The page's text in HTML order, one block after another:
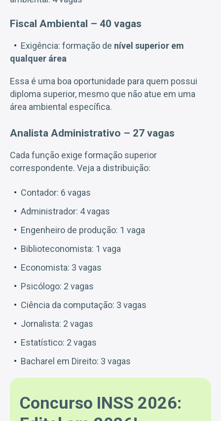
Fiscal Ambiental – 40 vagas
Exigência: formação de nível superior em
qualquer área
Essa é uma boa oportunidade para quem possui
diploma superior, mesmo que não atue em uma
área ambiental específica.
Analista Administrativo – 27 vagas
Cada função exige formação superior
correspondente. Veja a distribuição:
Contador: 6 vagas
Administrador: 4 vagas
Engenheiro de produção: 1 vaga
Biblioteconomista: 1 vaga
Economista: 3 vagas
Psicólogo: 2 vagas
Ciência da computação: 3 vagas
Jornalista: 2 vagas
Estatístico: 2 vagas
Bacharel em Direito: 3 vagas
Concurso INSS 2026: